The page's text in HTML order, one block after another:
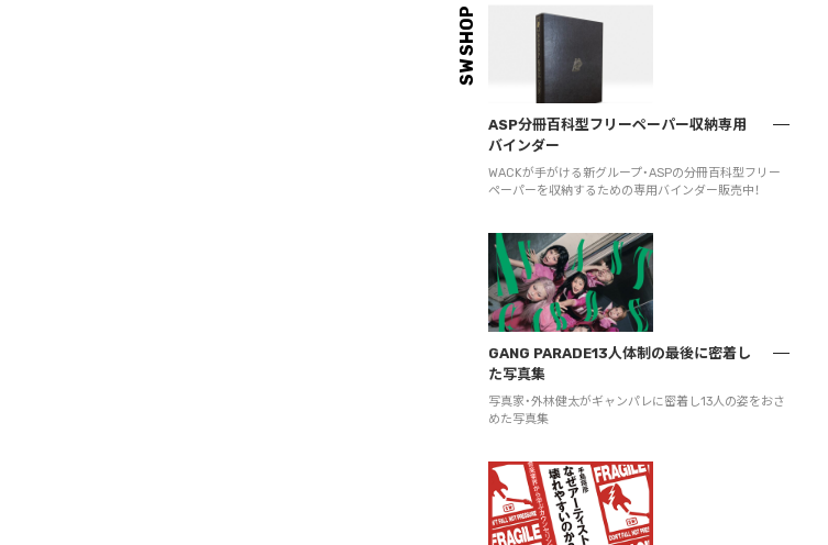
SW SHOP
ASP分冊百科型フリーペーパー収納専用
バインダー
WACKが手がける新グループ・ASPの分冊百科型フリー
ペーパーを収納するための専用バインダー販売中！
GANG PARADE13人体制の最後に密着し
た写真集
写真家・外林健太がギャンパレに密着し13人の姿をおさ
めた写真集